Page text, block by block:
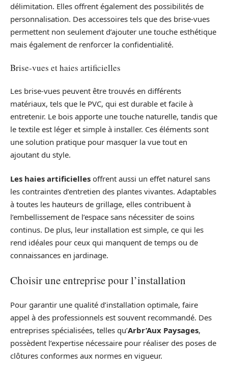
délimitation. Elles offrent également des possibilités de
personnalisation. Des accessoires tels que des brise-vues
permettent non seulement d’ajouter une touche esthétique
mais également de renforcer la confidentialité.
Brise-vues et haies artificielles
Les brise-vues peuvent être trouvés en différents
matériaux, tels que le PVC, qui est durable et facile à
entretenir. Le bois apporte une touche naturelle, tandis que
le textile est léger et simple à installer. Ces éléments sont
une solution pratique pour masquer la vue tout en
ajoutant du style.
Les haies artificielles offrent aussi un effet naturel sans
les contraintes d’entretien des plantes vivantes. Adaptables
à toutes les hauteurs de grillage, elles contribuent à
l’embellissement de l’espace sans nécessiter de soins
continus. De plus, leur installation est simple, ce qui les
rend idéales pour ceux qui manquent de temps ou de
connaissances en jardinage.
Choisir une entreprise pour l’installation
Pour garantir une qualité d’installation optimale, faire
appel à des professionnels est souvent recommandé. Des
entreprises spécialisées, telles qu’Arbr’Aux Paysages,
possèdent l’expertise nécessaire pour réaliser des poses de
clôtures conformes aux normes en vigueur.